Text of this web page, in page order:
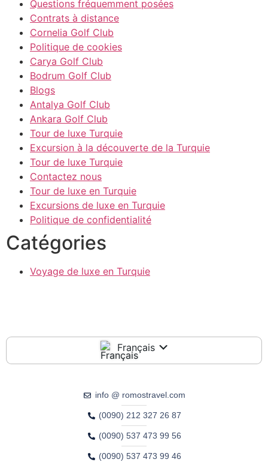
Questions fréquemment posées
Contrats à distance
Cornelia Golf Club
Politique de cookies
Carya Golf Club
Bodrum Golf Club
Blogs
Antalya Golf Club
Ankara Golf Club
Tour de luxe Turquie
Excursion à la découverte de la Turquie
Tour de luxe Turquie
Contactez nous
Tour de luxe en Turquie
Excursions de luxe en Turquie
Politique de confidentialité
Catégories
Voyage de luxe en Turquie
Français
info @ romostravel.com
(0090) 212 327 26 87
(0090) 537 473 99 56
(0090) 537 473 99 46